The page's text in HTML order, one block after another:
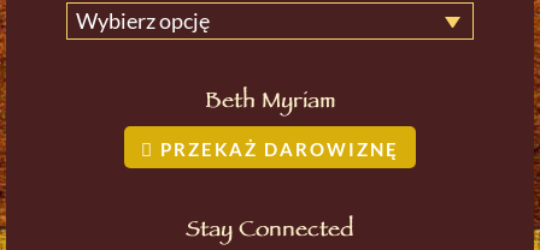
Wybierz opcję
Beth Myriam
PRZEKAŻ DAROWIZNĘ
Stay Connected